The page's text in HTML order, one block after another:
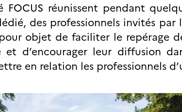
FOCUS réunissent pendant
des professionnels invités par
objet de faciliter le repérage
et d’encourager leur diffusion
en relation les professionnels